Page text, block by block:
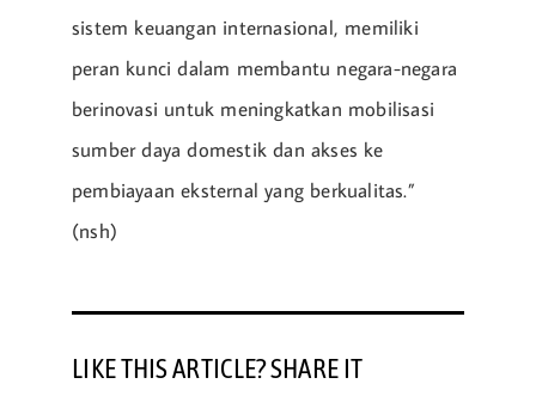
sistem keuangan internasional, memiliki
peran kunci dalam membantu negara-negara
berinovasi untuk meningkatkan mobilisasi
sumber daya domestik dan akses ke
pembiayaan eksternal yang berkualitas.”
(nsh)
LIKE THIS ARTICLE? SHARE IT